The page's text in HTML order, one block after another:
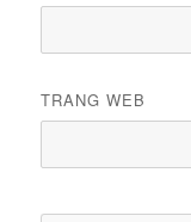
TRANG WEB